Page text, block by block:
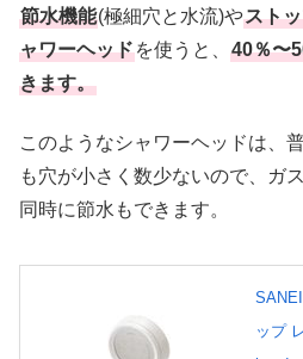
節水機能(極細穴と 水流)やスト
ャワーヘッドを使うと、 40％〜
きます。
このようなシャワーヘッドは、
も穴が小さく数少ないので、ガ
同時に節水もできます。
ップ